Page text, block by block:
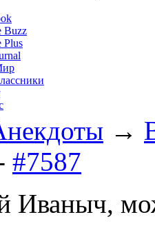
→
#7587
Иваныч,